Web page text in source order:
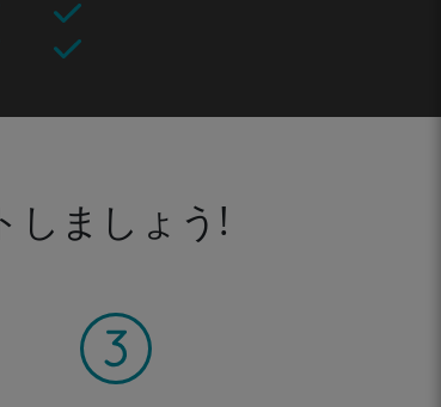
しましょう!